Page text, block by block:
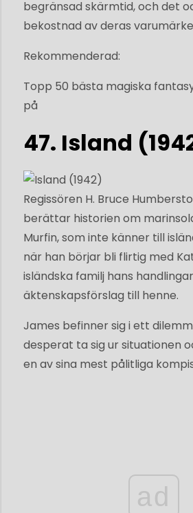
begränsad skärmtid, och det
bekostnad av deras
Rekommenderad:
Topp 50 bästa magiska
på
47. Island
Regissören H. Bruce
berättar historien om
Murfin, som inte känner till
när han börjar bli flirtig med
isländska familj hans
äktenskapsförslag till henne.
James befinner sig i ett
desperat ta sig ur situationen
en av sina mest pålitliga
ad